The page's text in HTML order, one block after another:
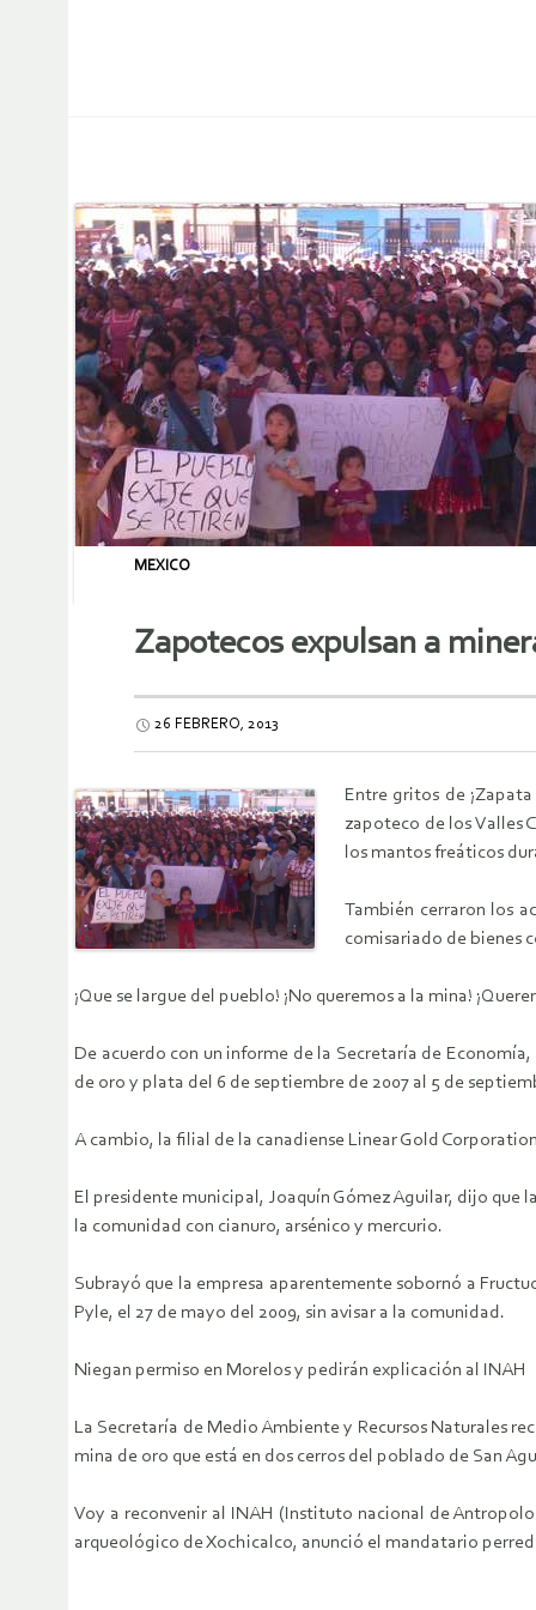
MEXICO
Zapotecos expulsan a
26 FEBRERO, 2013
Entre gritos de
zapoteco de los Valles
los mantos freáticos
También cerraron los
comisariado de bienes
¡Que se largue del pueblo! ¡No queremos a la mina!
De acuerdo con un informe de la Secretaría de
de oro y plata del 6 de septiembre de 2007 al 5 de
A cambio, la filial de la canadiense Linear Gold
El presidente municipal, Joaquín Gómez Aguilar, dijo
la comunidad con cianuro, arsénico y mercurio.
Subrayó que la empresa aparentemente sobornó a
Pyle, el 27 de mayo del 2009, sin avisar a la comunidad.
Niegan permiso en Morelos y pedirán explicación al INAH
La Secretaría de Medio Ambiente y Recursos Naturales
mina de oro que está en dos cerros del poblado de San
Voy a reconvenir al INAH (Instituto nacional de
arqueológico de Xochicalco, anunció el mandatario